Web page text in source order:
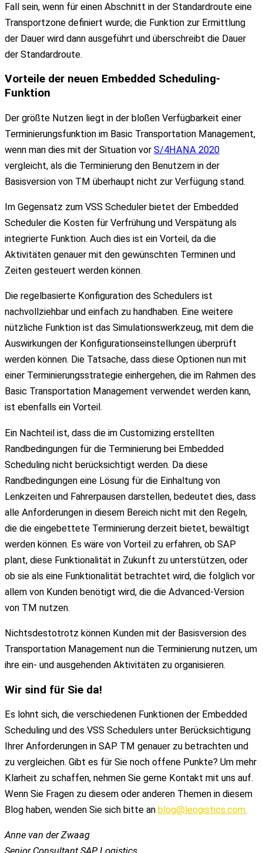
Fall sein, wenn für einen Abschnitt in der Standardroute eine
Transportzone definiert wurde; die Funktion zur Ermittlung
der Dauer wird dann ausgeführt und überschreibt die Dauer
der Standardroute.
Vorteile der neuen Embedded Scheduling-
Funktion
Der größte Nutzen liegt in der bloßen Verfügbarkeit einer
Terminierungsfunktion im Basic Transportation Management,
wenn man dies mit der Situation vor S/4HANA 2020
vergleicht, als die Terminierung den Benutzern in der
Basisversion von TM überhaupt nicht zur Verfügung stand.
Im Gegensatz zum VSS Scheduler bietet der Embedded
Scheduler die Kosten für Verfrühung und Verspätung als
integrierte Funktion. Auch dies ist ein Vorteil, da die
Aktivitäten genauer mit den gewünschten Terminen und
Zeiten gesteuert werden können.
Die regelbasierte Konfiguration des Schedulers ist
nachvollziehbar und einfach zu handhaben. Eine weitere
nützliche Funktion ist das Simulationswerkzeug, mit dem die
Auswirkungen der Konfigurationseinstellungen überprüft
werden können. Die Tatsache, dass diese Optionen nun mit
einer Terminierungsstrategie einhergehen, die im Rahmen des
Basic Transportation Management verwendet werden kann,
ist ebenfalls ein Vorteil.
Ein Nachteil ist, dass die im Customizing erstellten
Randbedingungen für die Terminierung bei Embedded
Scheduling nicht berücksichtigt werden. Da diese
Randbedingungen eine Lösung für die Einhaltung von
Lenkzeiten und Fahrerpausen darstellen, bedeutet dies, dass
alle Anforderungen in diesem Bereich nicht mit den Regeln,
die die eingebettete Terminierung derzeit bietet, bewältigt
werden können. Es wäre von Vorteil zu erfahren, ob SAP
plant, diese Funktionalität in Zukunft zu unterstützen, oder
ob sie als eine Funktionalität betrachtet wird, die folglich vor
allem von Kunden benötigt wird, die die Advanced-Version
von TM nutzen.
Nichtsdestotrotz können Kunden mit der Basisversion des
Transportation Management nun die Terminierung nutzen, um
ihre ein- und ausgehenden Aktivitäten zu organisieren.
Wir sind für Sie da!
Es lohnt sich, die verschiedenen Funktionen der Embedded
Scheduling und des VSS Schedulers unter Berücksichtigung
Ihrer Anforderungen in SAP TM genauer zu betrachten und
zu vergleichen. Gibt es für Sie noch offene Punkte? Um mehr
Klarheit zu schaffen, nehmen Sie gerne Kontakt mit uns auf.
Wenn Sie Fragen zu diesem oder anderen Themen in diesem
Blog haben, wenden Sie sich bitte an blog@leogistics.com.
Anne van der Zwaag